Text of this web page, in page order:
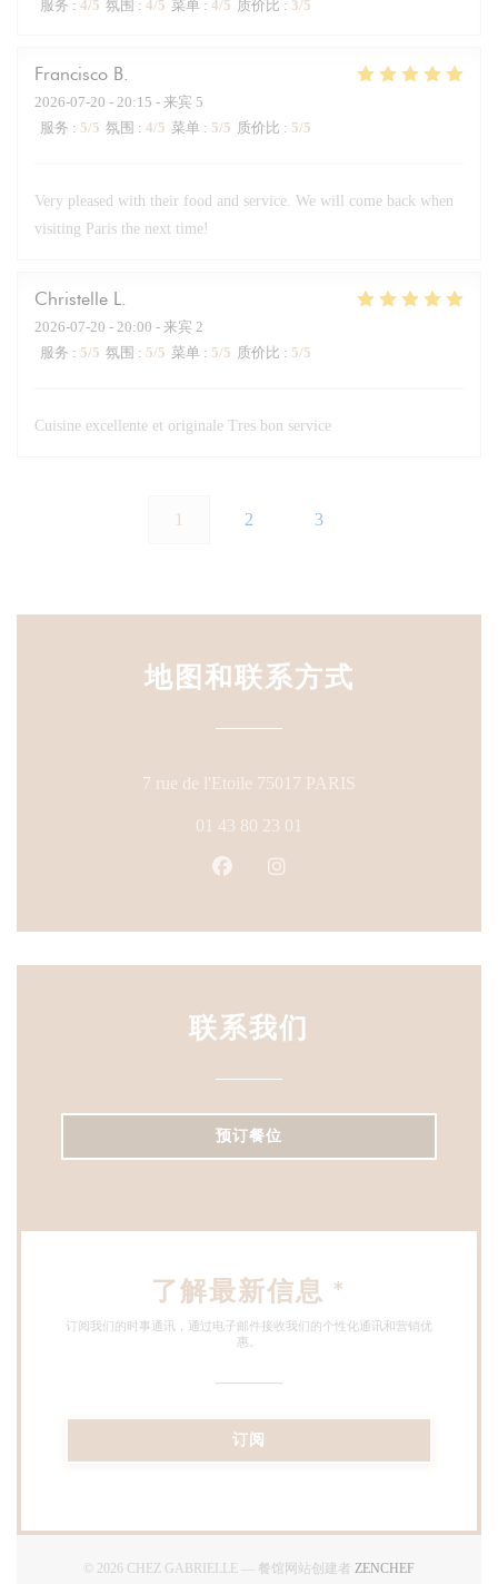
服务 : 4/5 氛围 : 4/5 菜单 : 4/5 质价比 : 3/5
Francisco B
2026-07-20 - 20:15 - 来宾 5
服务 : 5/5 氛围 : 4/5 菜单 : 5/5 质价比 : 5/5
Very pleased with their food and service. We will come back when
visiting Paris the next time!
Christelle L
2026-07-20 - 20:00 - 来宾 2
服务 : 5/5 氛围 : 5/5 菜单 : 5/5 质价比 : 5/5
Cuisine excellente et originale Tres bon service
1 2 3
地图和联系方式
7 rue de l'Etoile 75017 PARIS
01 43 80 23 01
Facebook ((在新窗口中打开))
联系我们
预订餐位
了解最新信息 *
订阅我们的时事通讯，通过电子邮件接收我们的个性化通讯和营销优
惠。
订阅
© 2026 CHEZ GABRIELLE — 餐馆网站创建者 ZENCHEF